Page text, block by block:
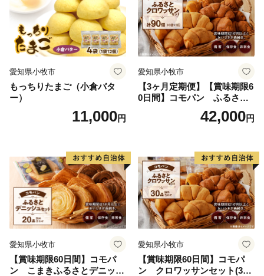
愛知県小牧市
もっちりたまご（小倉バタ
ー）
11,000円
愛知県小牧市
【3ヶ月定期便】【賞味期限6
0日間】コモパン ふるさと
クロワッサンセット（計90
個）／災害用備蓄 保存食 非
42,000円
愛知県小牧市
【賞味期限60日間】コモパ
ン こまきふるさとデニッシ
愛知県小牧市
【賞味期限60日間】コモパ
ン クロワッサンセット(30